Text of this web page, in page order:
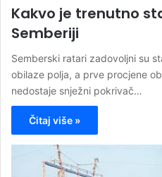
Kakvo je trenutno
Semberiji
Semberski ratari zadovoljni su
obilaze polja, a prve procjene
nedostaje snježni pokrivač…
Čitaj više »